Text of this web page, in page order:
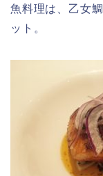
魚料理は、乙女
ット。